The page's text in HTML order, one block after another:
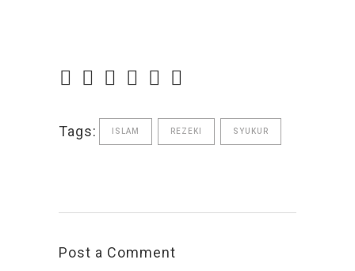
Tags: ISLAM REZEKI SYUKUR
Post a Comment